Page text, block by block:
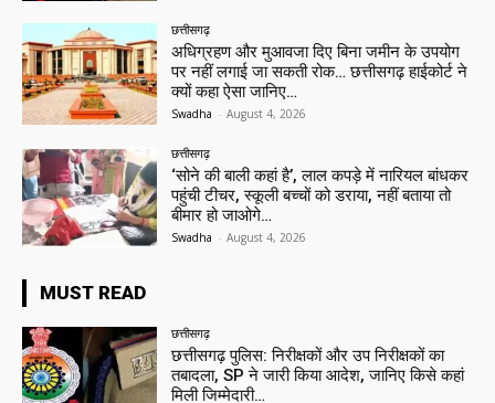
छत्तीसगढ़
अधिग्रहण और मुआवजा दिए बिना जमीन के उपयोग
पर नहीं लगाई जा सकती रोक… छत्तीसगढ़ हाईकोर्ट ने
क्यों कहा ऐसा जानिए…
Swadha - August 4, 2026
छत्तीसगढ़
‘सोने की बाली कहां है’, लाल कपड़े में नारियल बांधकर
पहुंची टीचर, स्कूली बच्चों को डराया, नहीं बताया तो
बीमार हो जाओगे…
Swadha - August 4, 2026
MUST READ
छत्तीसगढ़
छत्तीसगढ़ पुलिस: निरीक्षकों और उप निरीक्षकों का
तबादला, SP ने जारी किया आदेश, जानिए किसे कहां
मिली जिम्मेदारी…